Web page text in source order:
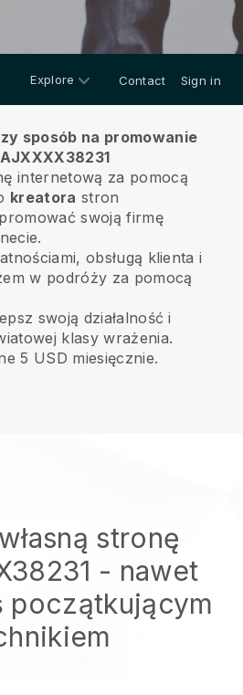
Explore Contact Sign in
sposób na promowanie
internetową za pomocą
kreatora stron
swoją firmę
obsługą klienta i
w podróży za pomocą
swoją działalność i
klasy wrażenia.
5 USD miesięcznie.
stronę
- nawet
początkującym